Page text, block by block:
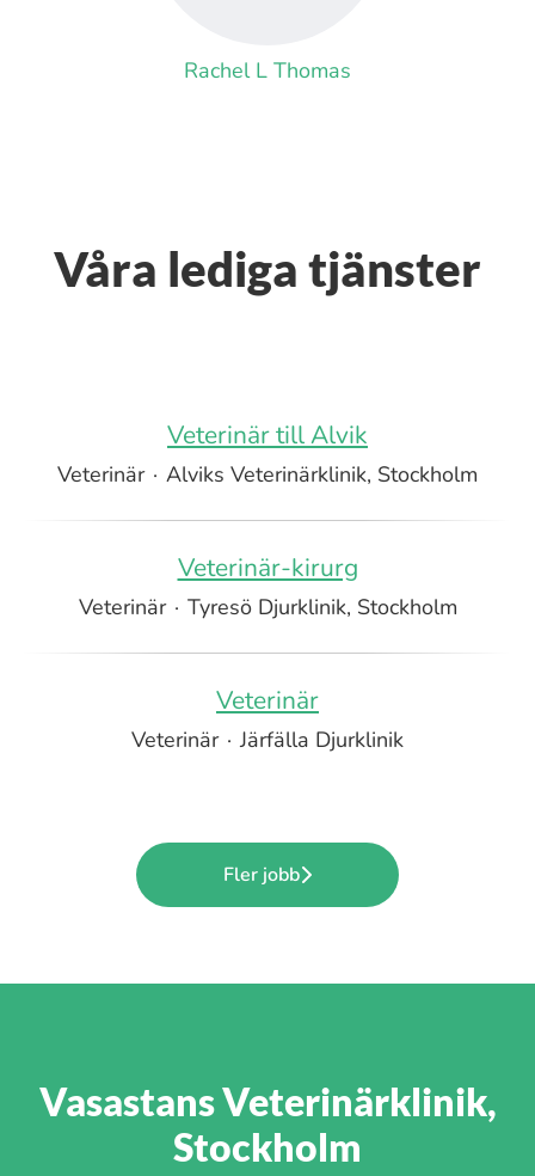
Rachel L Thomas
Våra lediga tjänster
Veterinär till Alvik
Veterinär · Alviks Veterinärklinik, Stockholm
Veterinär-kirurg
Veterinär · Tyresö Djurklinik, Stockholm
Veterinär
Veterinär · Järfälla Djurklinik
Fler jobb
Vasastans Veterinärklinik,
Stockholm